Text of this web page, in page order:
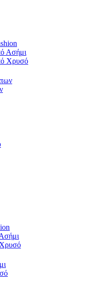
Ασήμι
Χρυσό
Χρυσό